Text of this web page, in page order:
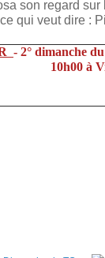
son regard
qui veut dire :
- 2° dimanche
10h00 à